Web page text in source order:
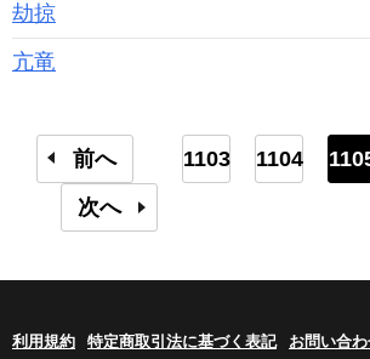
劫掠
亢竜
前へ 1103 1104
次へ
利用規約 特定商取引法に基づく表記 お問い合